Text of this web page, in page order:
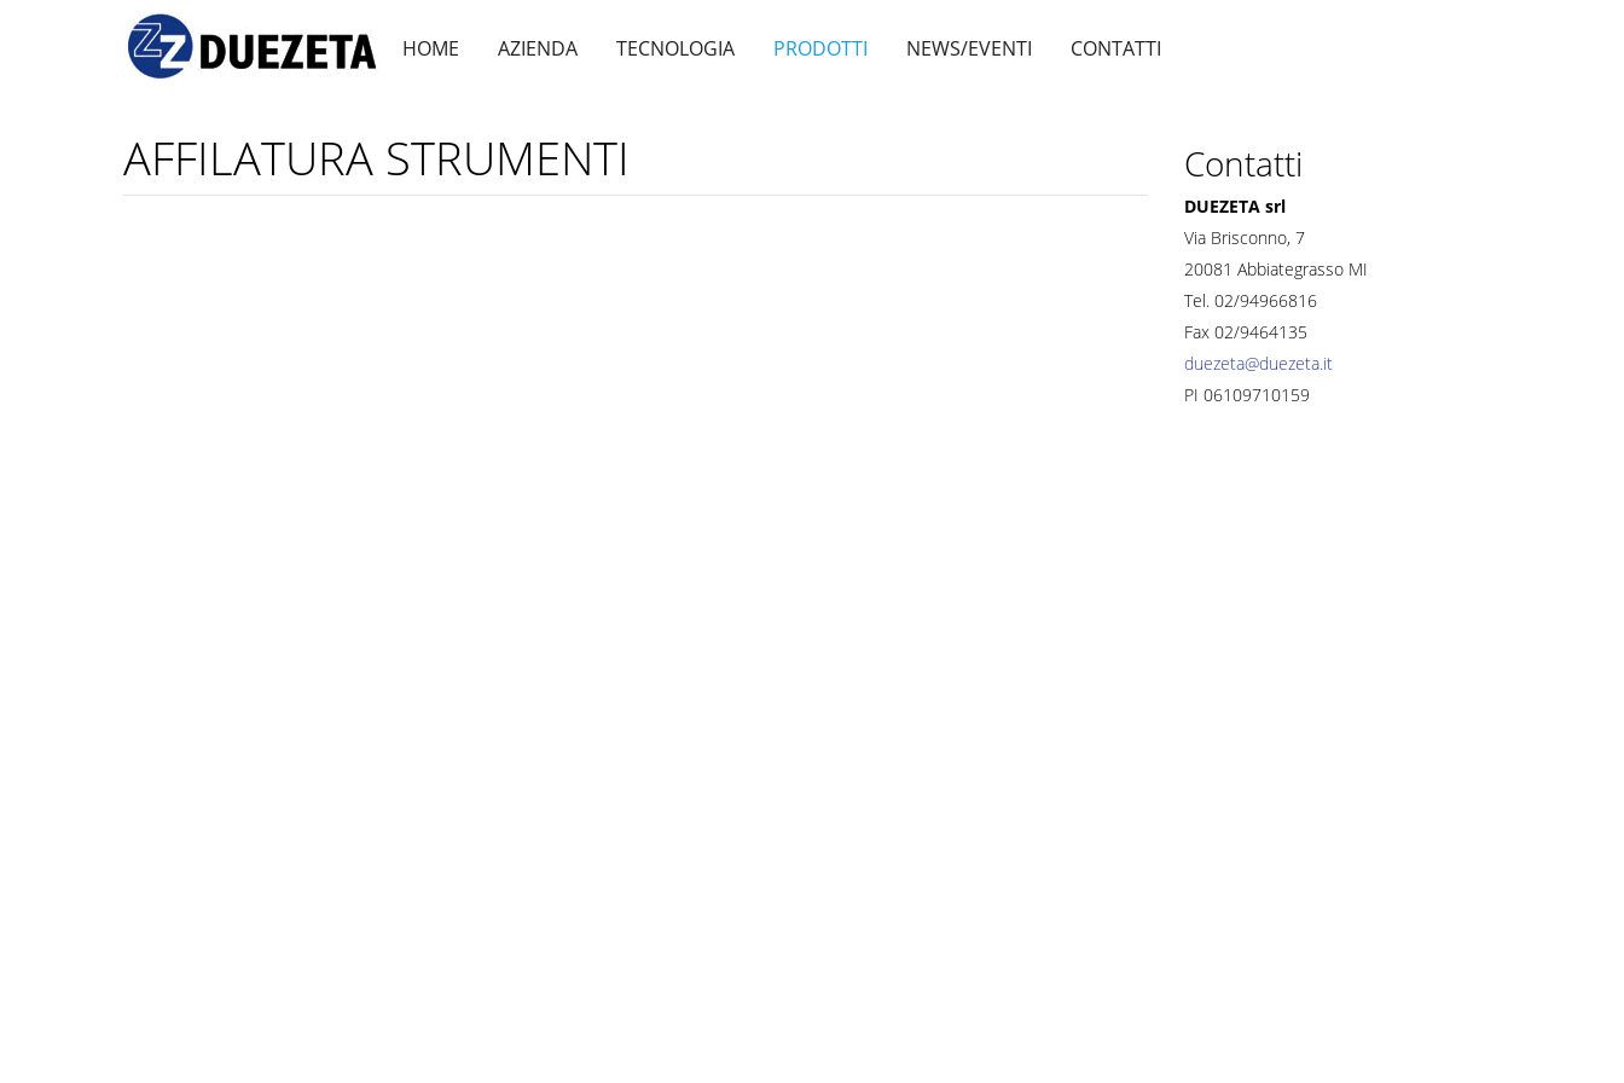
HOME AZIENDA TECNOLOGIA PRODOTTI NEWS/EVENTI CONTATTI
AFFILATURA STRUMENTI Contatti
DUEZETA srl
Via Brisconno, 7
20081 Abbiategrasso MI
Tel. 02/94966816
Fax 02/9464135
duezeta@duezeta.it
PI 06109710159